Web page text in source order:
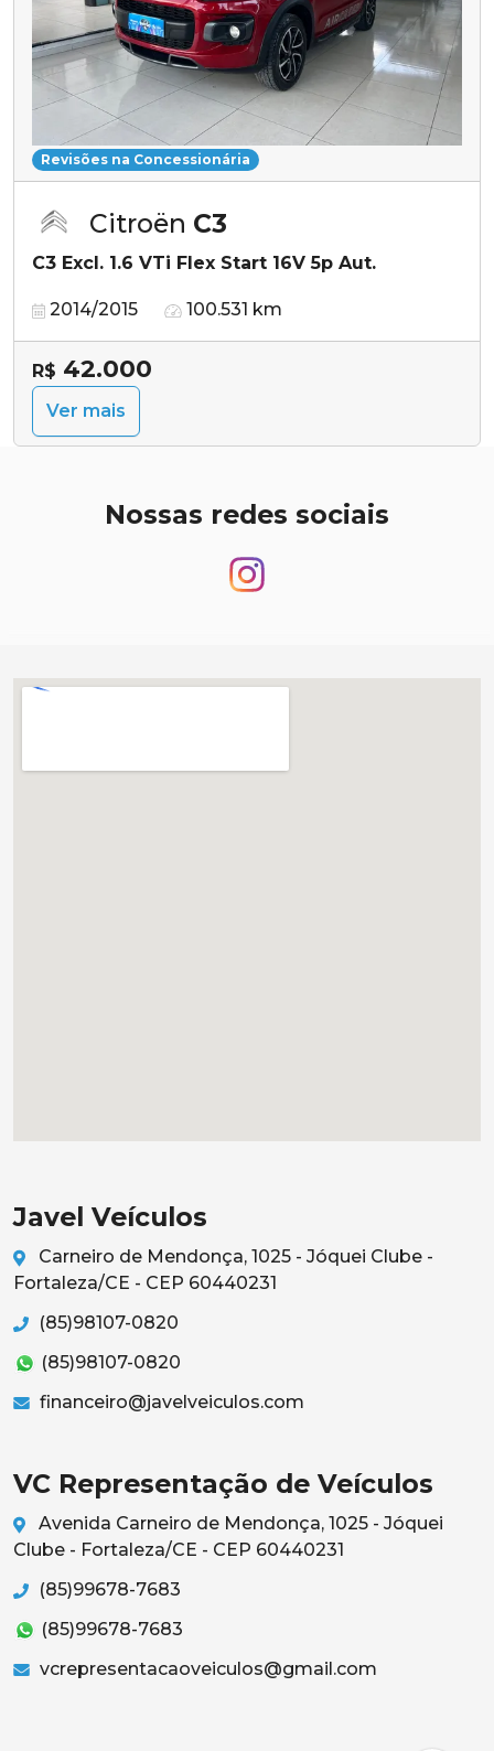
Revisões na Concessionária
Citroën C3
C3 Excl. 1.6 VTi Flex Start 16V 5p Aut.
2014/2015 100.531 km
R$ 42.000
Ver mais
Nossas redes sociais
Javel Veículos
Carneiro de Mendonça, 1025 - Jóquei Clube -
Fortaleza/CE - CEP 60440231
(85)98107-0820
(85)98107-0820
financeiro@javelveiculos.com
VC Representação de Veículos
Avenida Carneiro de Mendonça, 1025 - Jóquei
Clube - Fortaleza/CE - CEP 60440231
(85)99678-7683
(85)99678-7683
vcrepresentacaoveiculos@gmail.com